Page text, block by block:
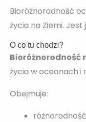
Bioróżnorodność
życia na Ziemi.
O co tu chodzi?
Bioróżnorodność
życia w oceanach i
Obejmuje: